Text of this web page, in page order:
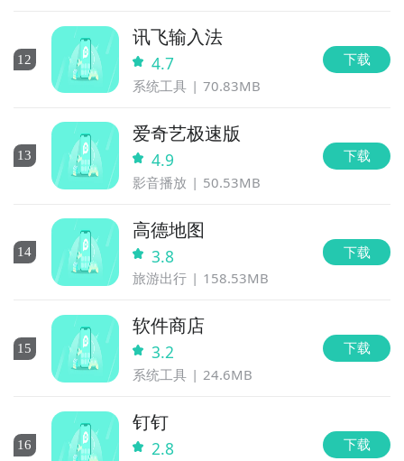
12
讯飞输入法
4.7
系统工具 70.83MB
下载
13
爱奇艺极速版
4.9
影音播放 50.53MB
下载
14
高德地图
3.8
旅游出行 158.53MB
下载
15
软件商店
3.2
系统工具 24.6MB
下载
16
钉钉
2.8 下载